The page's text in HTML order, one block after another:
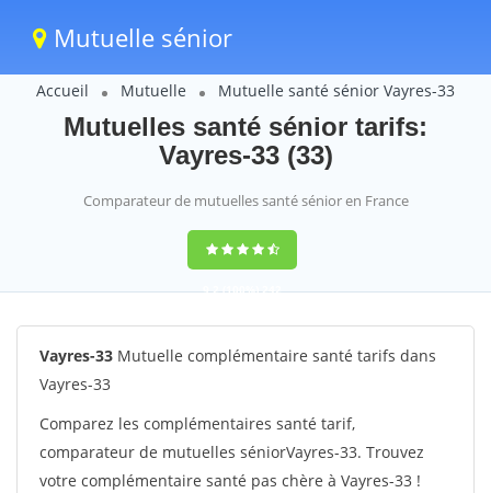
Mutuelle sénior
Accueil Mutuelle Mutuelle santé sénior Vayres-33
Mutuelles santé sénior tarifs:
Vayres-33 (33)
Comparateur de mutuelles santé sénior en France
9,2(100%)242
votes
Vayres-33 Mutuelle complémentaire santé tarifs dans
Vayres-33
Comparez les complémentaires santé tarif,
comparateur de mutuelles séniorVayres-33. Trouvez
votre complémentaire santé pas chère à Vayres-33 !